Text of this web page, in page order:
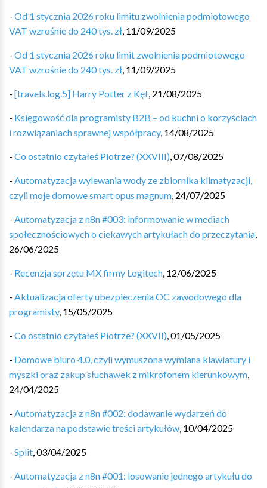
- Od 1 stycznia 2026 roku limitu zwolnienia podmiotowego
VAT wzrośnie do 240 tys. zł, 11/09/2025
- Od 1 stycznia 2026 roku limit zwolnienia podmiotowego
VAT wzrośnie do 240 tys. zł, 11/09/2025
- [travels.log.5] Harry Potter z Kęt, 21/08/2025
- Księgowość dla programisty B2B – od kuchni o korzyściach
i rozwiązaniach sprawnej współpracy, 14/08/2025
- Co ostatnio czytałeś Piotrze? (XXVIII),07/08/2025
- Automatyzacja wylewania wody ze zbiornika klimatyzacji,
czyli moje domowe smart opus magnum, 24/07/2025
- Automatyzacja z n8n #003: informowanie w mediach
społecznościowych o ciekawych artykułach do przeczytania,
26/06/2025
- Recenzja sprzętu MX firmy Logitech, 12/06/2025
- Aktualizacja oferty ubezpieczenia OC zawodowego dla
programisty, 15/05/2025
- Co ostatnio czytałeś Piotrze? (XXVII),01/05/2025
- Domowe biuro 4.0, czyli wymuszona wymiana klawiatury i
myszki oraz zakup słuchawek z mikrofonem kierunkowym,
24/04/2025
- Automatyzacja z n8n #002: dodawanie wydarzeń do
kalendarza na podstawie treści artykułów, 10/04/2025
- Split,03/04/2025
- Automatyzacja z n8n #001: losowanie jednego artykułu do